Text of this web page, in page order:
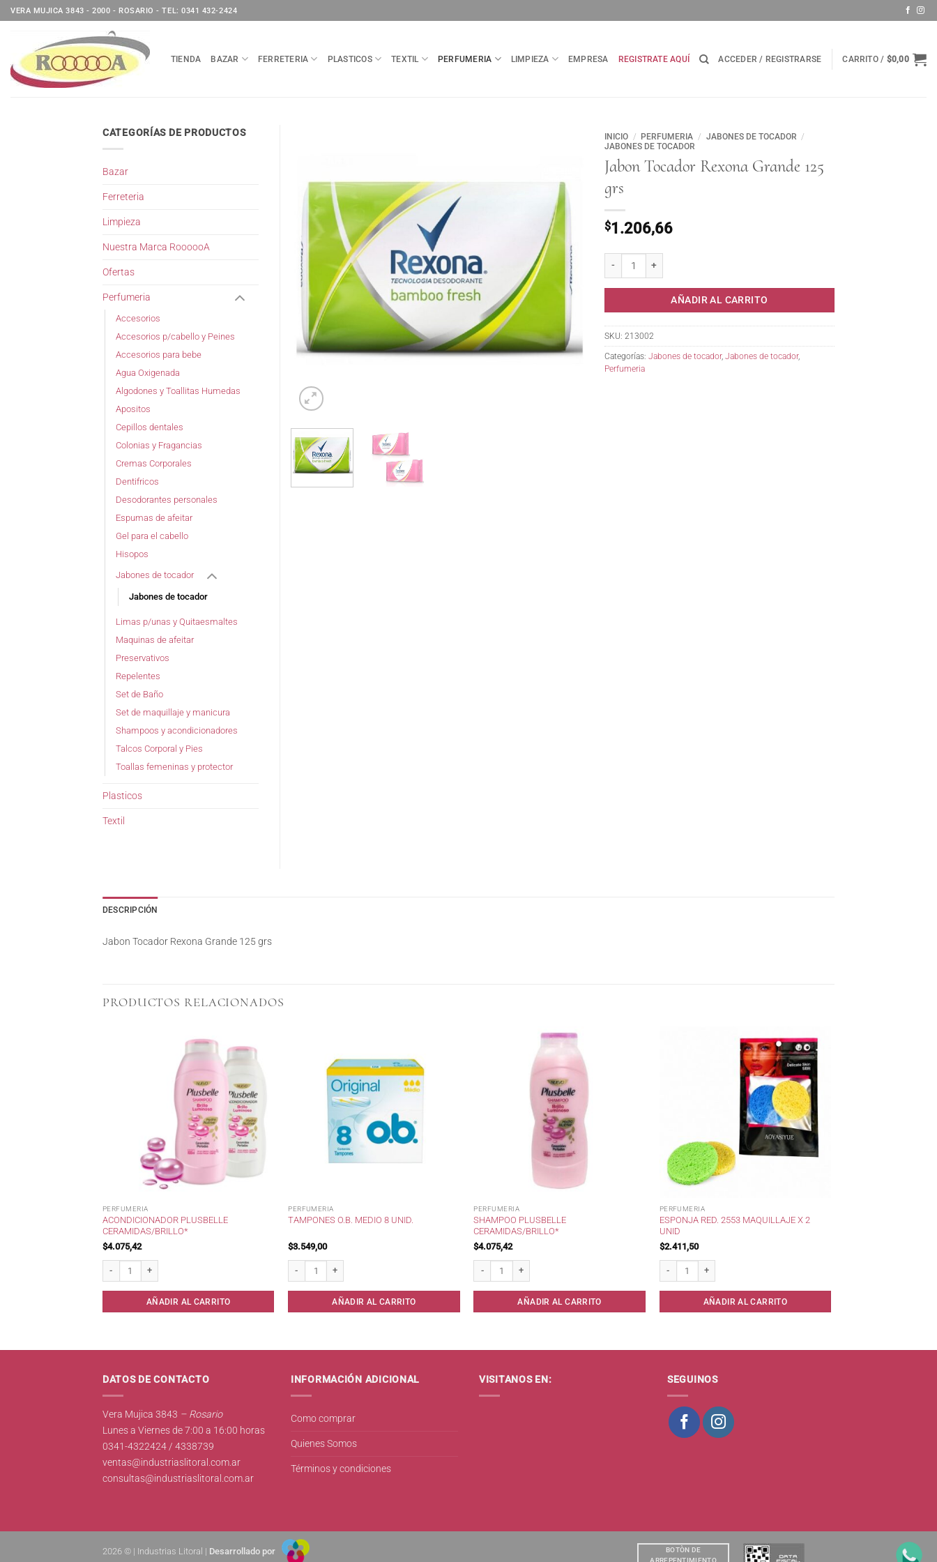
Saltar
al
VERA MUJICA 3843 - 2000 - ROSARIO - TEL: 0341 432-2424
TIENDA BAZAR FERRETERIA PLASTICOS TEXTIL PERFUMERIA LIMPIEZA EMPRESA REGISTRATE AQUÍ ACCEDER / REGISTRARSE CARRITO / $0,00
INICIO / PERFUMERIA / JABONES DE TOCADOR /
JABONES DE TOCADOR
Jabon Tocador Rexona Grande 125
grs
$1.206,66
AÑADIR AL CARRITO
SKU: 213002
Categorías: Jabones de tocador, Jabones de tocador,
Perfumeria
CATEGORÍAS DE PRODUCTOS
Bazar
Ferreteria
Limpieza
Nuestra Marca RoooooA
Ofertas
Perfumeria
Accesorios
Accesorios p/cabello y Peines
Accesorios para bebe
Agua Oxigenada
Algodones y Toallitas Humedas
Apositos
Cepillos dentales
Colonias y Fragancias
Cremas Corporales
Dentifricos
Desodorantes personales
Espumas de afeitar
Gel para el cabello
Hisopos
Jabones de tocador
Jabones de tocador
Limas p/unas y Quitaesmaltes
Maquinas de afeitar
Preservativos
Repelentes
Set de Baño
Set de maquillaje y manicura
Shampoos y acondicionadores
Talcos Corporal y Pies
Toallas femeninas y protector
Plasticos
Textil
DESCRIPCIÓN
Jabon Tocador Rexona Grande 125 grs
PRODUCTOS RELACIONADOS
PERFUMERIA
ACONDICIONADOR PLUSBELLE
CERAMIDAS/BRILLO*
$4.075,42
AÑADIR AL CARRITO
PERFUMERIA
TAMPONES O.B. MEDIO 8 UNID.
$3.549,00
AÑADIR AL CARRITO
PERFUMERIA
SHAMPOO PLUSBELLE
CERAMIDAS/BRILLO*
$4.075,42
AÑADIR AL CARRITO
PERFUMERIA
ESPONJA RED. 2553 MAQUILLAJE X 2
UNID
$2.411,50
AÑADIR AL CARRITO
DATOS DE CONTACTO
Vera Mujica 3843 – Rosario
Lunes a Viernes de 7:00 a 16:00 horas
0341-4322424 / 4338739
ventas@industriaslitoral.com.ar
consultas@industriaslitoral.com.ar
INFORMACIÓN ADICIONAL
Como comprar
Quienes Somos
Términos y condiciones
VISITANOS EN: SEGUINOS
BOTÒN DE
ARREPENTIMIENTO
2026 © | Industrias Litoral | Desarrollado por